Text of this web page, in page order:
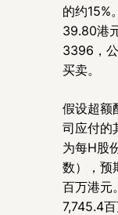
的约15%
39.80港
3396，
买卖。
假设超额
司应付的
为每H股
数），预
百万港元
7,745.4